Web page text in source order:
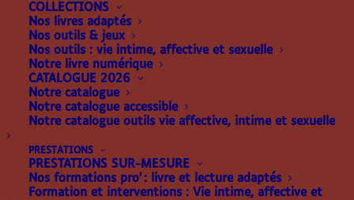
COLLECTIONS
Nos livres adaptés
Nos outils & jeux
Nos outils : vie intime, affective et sexuelle
Notre livre numérique
CATALOGUE 2026
Notre catalogue
Notre catalogue accessible
Notre catalogue outils vie affective, intime et sexuelle
PRESTATIONS
PRESTATIONS SUR-MESURE
Nos formations pro’ : livre et lecture adaptés
Formation et interventions : Vie intime, affective et
MON MAG' EN BRAILLE